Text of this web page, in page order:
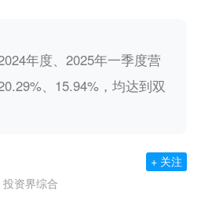
年度、2025年一季度营
、15.94%，均达到双
投资界综合
+ 关注